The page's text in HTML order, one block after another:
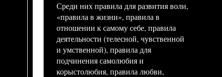
Среди них правила для развития воли,
«правила в жизни», правила в
отношении к самому себе, правила
деятельности (телесной, чувственной
и умственной), правила для
подчинения самолюбия и
корыстолюбия, правила любви,